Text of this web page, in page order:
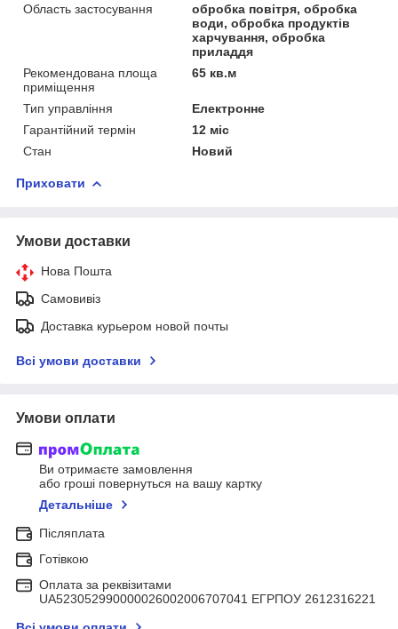
Область застосування
обробка повітря, обробка
води, обробка продуктів
харчування, обробка
приладдя
Рекомендована площа
приміщення
65 кв.м
Тип управління
Електронне
Гарантійний термін
12 міс
Стан
Новий
Приховати
Умови доставки
Нова Пошта
Самовивіз
Доставка курьером новой почты
Всі умови доставки
Умови оплати
Ви отримаєте замовлення
або гроші повернуться на вашу картку
Детальніше
Післяплата
Готівкою
Оплата за реквізитами
UA523052990000026002006707041 ЕГРПОУ 2612316221